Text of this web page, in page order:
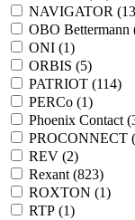
NAVIGATOR (
OBO Bettermann
ONI (1)
ORBIS (5)
PATRIOT (114)
PERCo (1)
Phoenix Contact (
PROCONNECT (
REV (2)
Rexant (823)
ROXTON (1)
RTP (1)